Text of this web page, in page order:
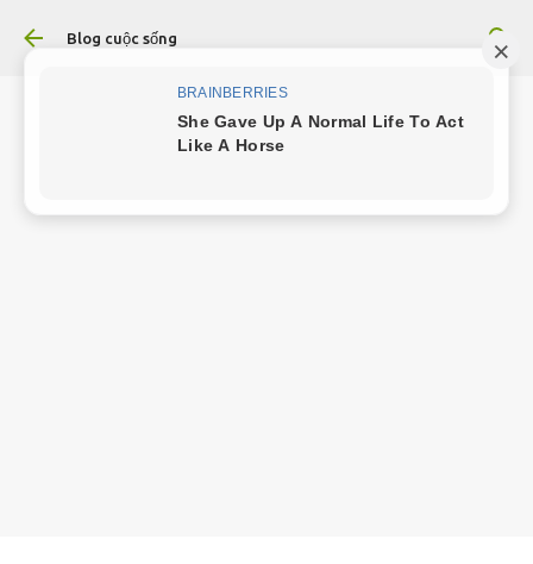
Chuyển đến nội dung chính
Blog cuộc sống